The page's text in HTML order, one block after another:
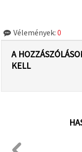
Vélemények: 0
A
KELL